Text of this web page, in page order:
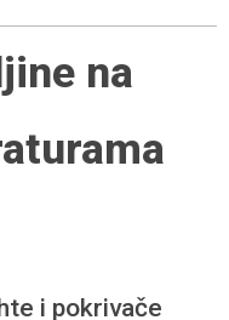
na
i pokrivače